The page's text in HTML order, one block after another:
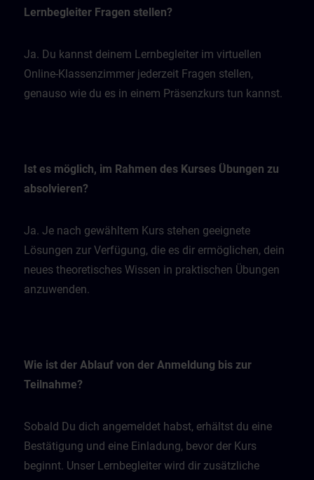
Lernbegleiter Fragen stellen?
Ja. Du kannst deinem Lernbegleiter im virtuellen
Online-Klassenzimmer jederzeit Fragen stellen,
genauso wie du es in einem Präsenzkurs tun kannst.
Ist es möglich, im Rahmen des Kurses Übungen zu
absolvieren?
Ja. Je nach gewähltem Kurs stehen geeignete
Lösungen zur Verfügung, die es dir ermöglichen, dein
neues theoretisches Wissen in praktischen Übungen
anzuwenden.
Wie ist der Ablauf von der Anmeldung bis zur
Teilnahme?
Sobald Du dich angemeldet habst, erhältst du eine
Bestätigung und eine Einladung, bevor der Kurs
beginnt. Unser Lernbegleiter wird dir zusätzliche